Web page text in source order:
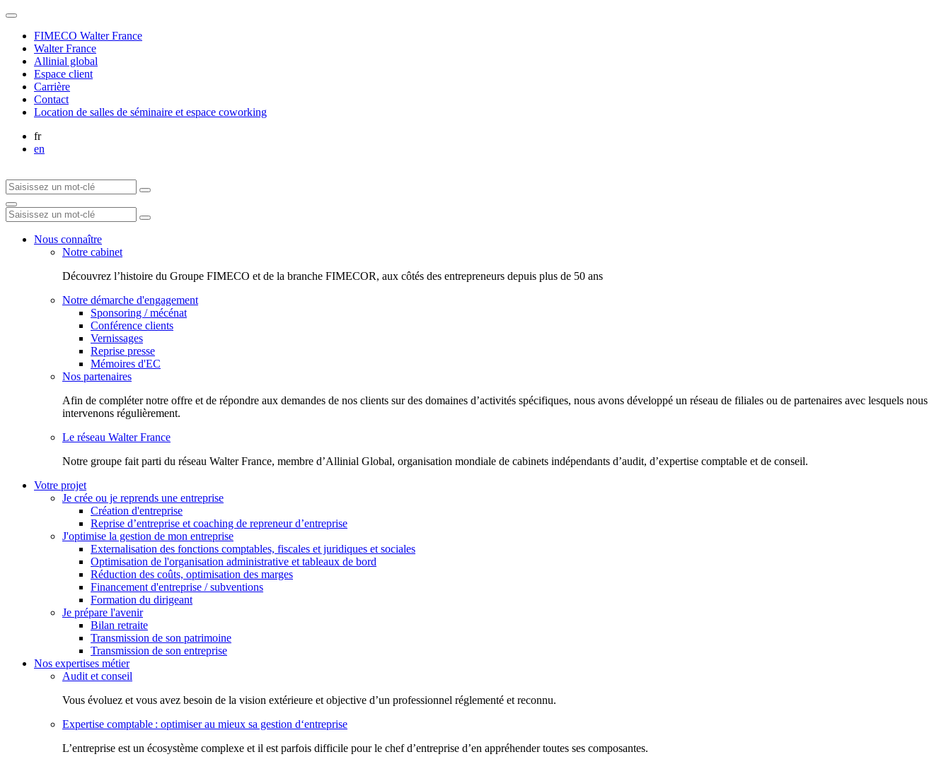
FIMECO Walter France
Walter France
Allinial global
Espace client
Carrière
Contact
Location de salles de séminaire et espace coworking
fr
en
Nous connaître
Notre cabinet
Découvrez l’histoire du Groupe FIMECO et de la branche FIMECOR, aux côtés des entrepreneurs depuis plus de 50 ans
Notre démarche d'engagement
Sponsoring / mécénat
Conférence clients
Vernissages
Reprise presse
Mémoires d'EC
Nos partenaires
Afin de compléter notre offre et de répondre aux demandes de nos clients sur des domaines d’activités spécifiques, nous avons développé un réseau de filiales ou de partenaires avec lesquels nous
intervenons régulièrement.
Le réseau Walter France
Notr​e groupe fait parti du réseau Walter France, membre d’Allinial Global, organisation mondiale de cabinets indépendants d’audit, d’expertise comptable et de conseil.
Votre projet
Je crée ou je reprends une entreprise
Création d'entreprise
Reprise d’entreprise et coaching de repreneur d’entreprise
J'optimise la gestion de mon entreprise
Externalisation des fonctions comptables, fiscales et juridiques et sociales
Optimisation de l'organisation administrative et tableaux de bord
Réduction des coûts, optimisation des marges
Financement d'entreprise / subventions
Formation du dirigeant
Je prépare l'avenir
Bilan retraite
Transmission de son patrimoine
Transmission de son entreprise
Nos expertises métier
Audit et conseil
Vous évoluez et vous avez besoin de la vision extérieure et objective d’un professionnel réglementé et reconnu.
Expertise comptable : optimiser au mieux sa gestion d‘entreprise
L’entreprise est un écosystème complexe et il est parfois difficile pour le chef d’entreprise d’en appréhender toutes ses composantes.